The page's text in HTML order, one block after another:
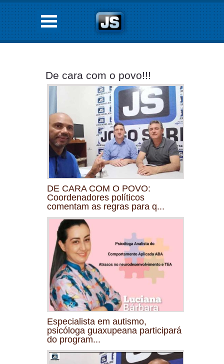
De cara com o povo!!!
DE CARA COM O POVO:
Coordenadores políticos
comentam as regras para q...
Especialista em autismo,
psicóloga guaxupeana participará
do program...